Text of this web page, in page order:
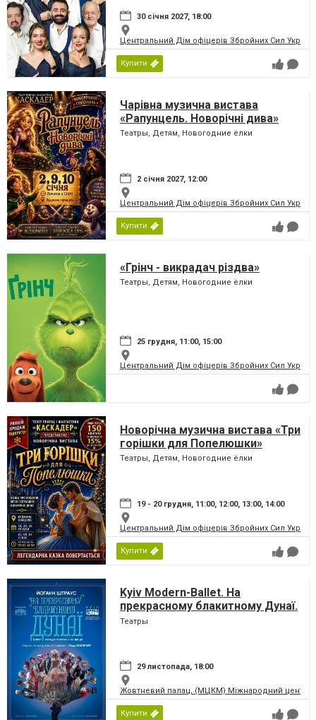
30 січня 2027, 18:00
Центральний Дім офіцерів Збройних Сил
Купити
Чарівна музична вистава
«Рапунцель. Новорічні дива»
Театры, Детям, Новогодние ёлки
2 січня 2027, 12:00
Центральний Дім офіцерів Збройних Сил
Купити
«Грінч - викрадач різдва»
Театры, Детям, Новогодние ёлки
25 грудня, 11:00, 15:00
Центральний Дім офіцерів Збройних Сил
Новорічна музична вистава «Три
горішки для Попелюшки»
Театры, Детям, Новогодние ёлки
19 - 20 грудня, 11:00, 12:00, 13:00, 14:00
Центральний Дім офіцерів Збройних Сил
Купити
Kyiv Modern-Ballet. На
прекрасному блакитному Дунаї.
Раду Поклітару
Театры
29 листопада, 18:00
Жовтневий палац, (МЦКМ) Міжнародний центр
Купити